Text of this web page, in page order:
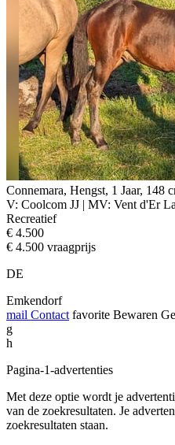
Connemara, Hengst, 1 Jaar, 148
V: Coolcom JJ | MV: Vent d'Er
Recreatief
€ 4.500
€ 4.500 vraagprijs
DE
Emkendorf
mail Contact favorite Bewaren
g
h
Pagina-1-advertenties
Met deze optie wordt je
van de zoekresultaten. Je
zoekresultaten staan.